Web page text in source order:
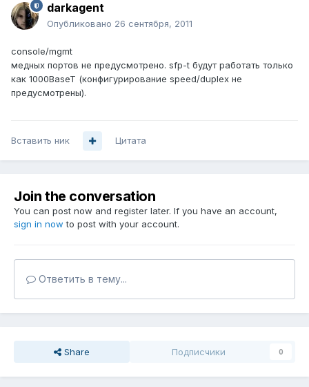
darkagent
Опубликовано 26 сентября, 2011
console/mgmt
медных портов не предусмотрено. sfp-t будут работать только
как 1000BaseT (конфигурирование speed/duplex не
предусмотрены).
Вставить ник Цитата
Join the conversation
You can post now and register later. If you have an account,
sign in now to post with your account.
Ответить в тему...
Share Подписчики 0